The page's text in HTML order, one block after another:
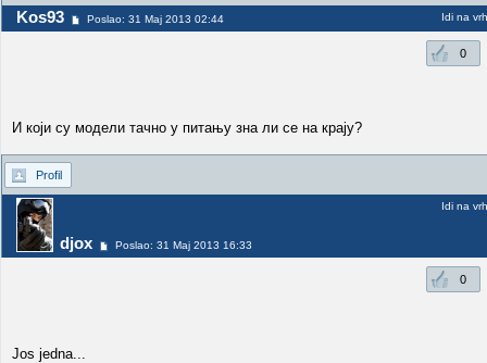
Kos93 Poslao: 31 Maj 2013 02:44 Idi na vrh
0
И који су модели тачно у питању зна ли се на крају?
Profil
djox Poslao: 31 Maj 2013 16:33
Idi na vrh
0
Jos jedna...